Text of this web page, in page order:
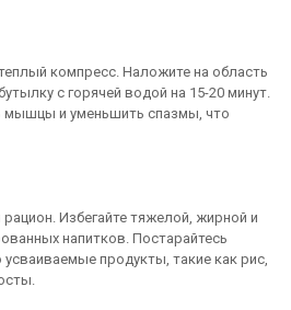
компресс. Наложите на область
с горячей водой на 15-20 минут.
мышцы и уменьшить спазмы, что
Избегайте тяжелой, жирной и
напитков. Постарайтесь
усваиваемые продукты, такие как рис,